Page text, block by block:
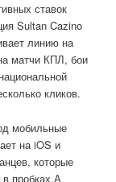
ставок
Sultan Cazino
линию на
матчи КПЛ, бои
кликов.
мобильные
на iOS и
которые
пробках.А